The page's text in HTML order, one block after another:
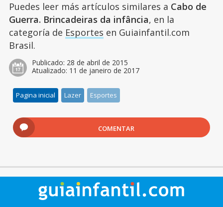
Puedes leer más artículos similares a Cabo de
Guerra. Brincadeiras da infância, en la
categoría de Esportes en Guiainfantil.com
Brasil.
Publicado: 28 de abril de 2015
Atualizado: 11 de janeiro de 2017
Pagina inicial Lazer Esportes
COMENTAR